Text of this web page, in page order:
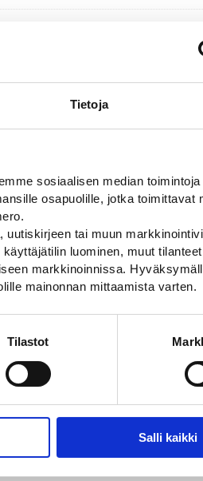
Tietoja
sosiaalisen median toimintoja
osapuolille, jotka toimittavat
tai muun
luominen, muut
markkinoinnissa.
mainonnan mittaamista varten.
Tilastot
Salli kaikki